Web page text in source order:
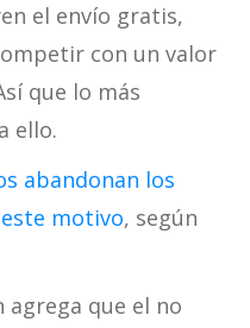
el envío gratis,
con un valor
que lo más
ello.
abandonan los
motivo, según
agrega que el no